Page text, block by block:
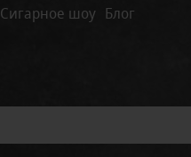
Сигарное шоу Блог